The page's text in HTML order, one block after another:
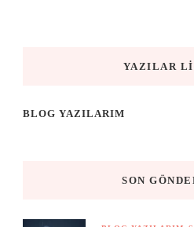
YAZILAR
BLOG YAZILARIM
SON